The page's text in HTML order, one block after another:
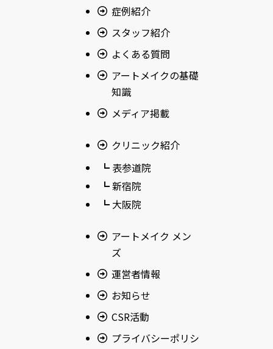
症例紹介
スタッフ紹介
よくある質問
アートメイクの基礎
知識
メディア掲載
クリニック紹介
┗ 表参道院
┗ 新宿院
┗ 大阪院
アートメイク メン
ズ
運営者情報
お知らせ
CSR活動
プライバシーポリシ